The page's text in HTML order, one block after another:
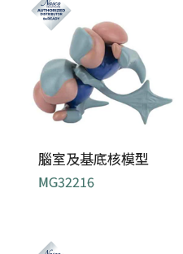
腦室及基底核模型
MG32216